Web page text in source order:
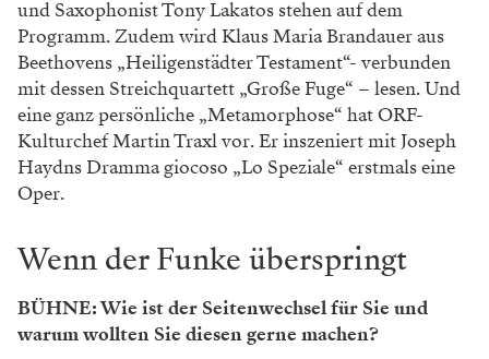
und Saxophonist Tony Lakatos stehen auf dem
Programm. Zudem wird Klaus Maria Brandauer aus
Beethovens „Heiligenstädter Testament“- verbunden
mit dessen Streichquartett „Große Fuge“ – lesen. Und
eine ganz persönliche „Metamorphose“ hat ORF-
Kulturchef Martin Traxl vor. Er inszeniert mit Joseph
Haydns Dramma giocoso „Lo Speziale“ erstmals eine
Oper.
Wenn der Funke überspringt
BÜHNE: Wie ist der Seitenwechsel für Sie und
warum wollten Sie diesen gerne machen?